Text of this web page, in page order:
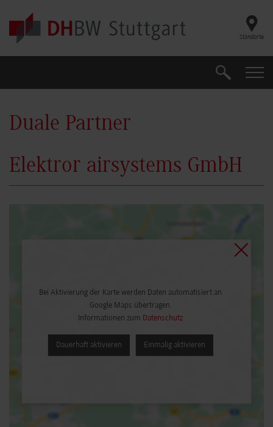
Skip to main content
Standorte
Suche
Duale Partner
Elektror airsystems GmbH
Bei Aktivierung der Karte werden Daten automatisiert an
Google Maps übertragen.
Informationen zum Datenschutz
Dauerhaft aktivieren Einmalig aktivieren